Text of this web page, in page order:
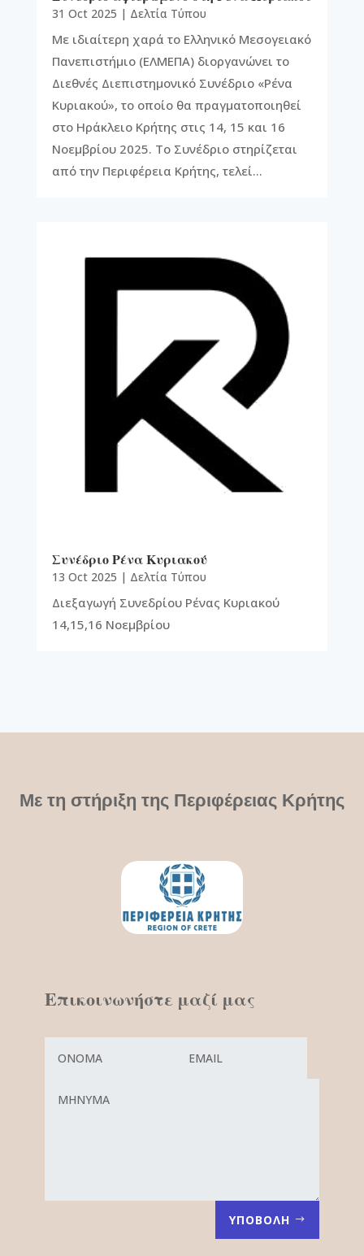
31 Oct 2025 | Δελτία Τύπου
Με ιδιαίτερη χαρά το Ελληνικό Μεσογειακό
Πανεπιστήμιο (ΕΛΜΕΠΑ) διοργανώνει το
Διεθνές Διεπιστημονικό Συνέδριο «Ρένα
Κυριακού», το οποίο θα πραγματοποιηθεί
στο Ηράκλειο Κρήτης στις 14, 15 και 16
Νοεμβρίου 2025. Το Συνέδριο στηρίζεται
από την Περιφέρεια Κρήτης, τελεί…
Συνέδριο Ρένα Κυριακού
13 Oct 2025 | Δελτία Τύπου
Διεξαγωγή Συνεδρίου Ρένας Κυριακού
14,15,16 Νοεμβρίου
Με τη στήριξη της Περιφέρειας Κρήτης
Επικοινωνήστε μαζί μας
ΥΠΟΒΟΛΗ